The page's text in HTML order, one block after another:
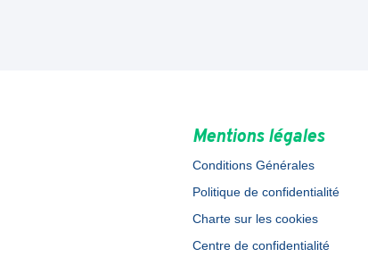
Mentions légales
Conditions Générales
Politique de confidentialité
Charte sur les cookies
Centre de confidentialité